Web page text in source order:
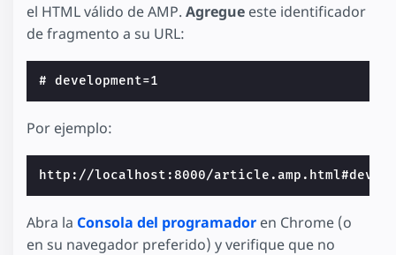
el HTML válido de AMP. Agregue este identificador
de fragmento a su URL:
Por ejemplo:
Abra la Consola del programador en Chrome (o
en su navegador preferido) y verifique que no